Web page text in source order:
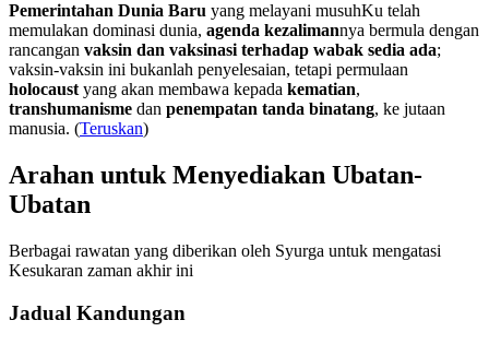
Pemerintahan Dunia Baru yang melayani musuhKu telah
memulakan dominasi dunia, agenda kezalimannya bermula dengan
rancangan vaksin dan vaksinasi terhadap wabak sedia ada;
vaksin-vaksin ini bukanlah penyelesaian, tetapi permulaan
holocaust yang akan membawa kepada kematian,
transhumanisme dan penempatan tanda binatang, ke jutaan
manusia. (Teruskan)
Arahan untuk Menyediakan Ubatan-
Ubatan
Berbagai rawatan yang diberikan oleh Syurga untuk mengatasi
Kesukaran zaman akhir ini
Jadual Kandungan